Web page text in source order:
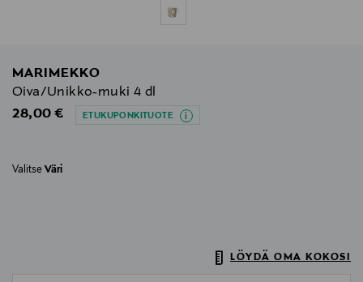
MARIMEKKO
Oiva/Unikko-muki 4 dl
Original Price
28,00 € ETUKUPONKITUOTE
Valitse Väri
LÖYDÄ OMA KOKOSI